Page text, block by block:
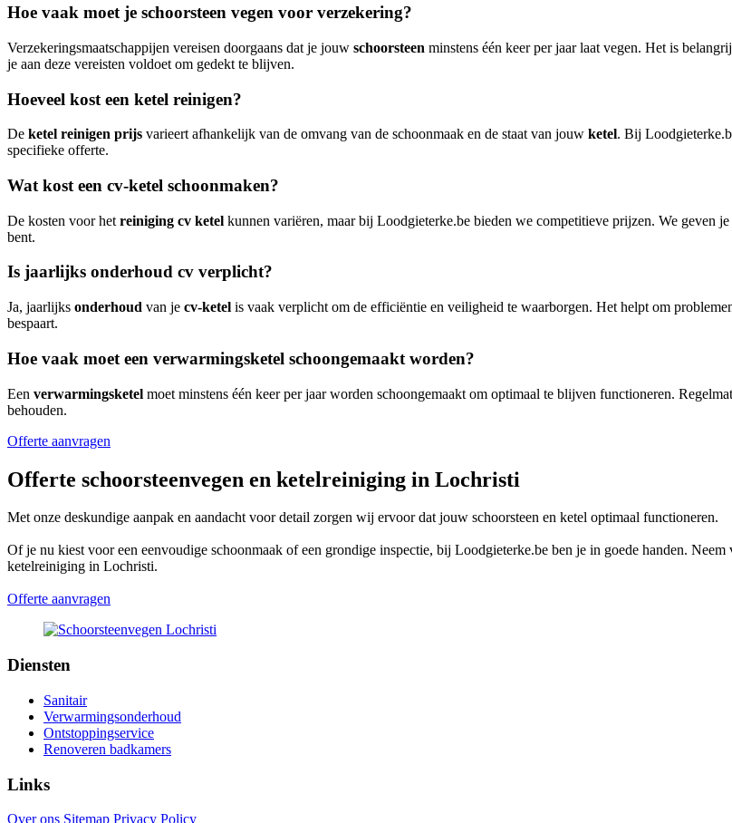
Hoe vaak moet je schoorsteen vegen voor verzekering?
Verzekeringsmaatschappijen vereisen doorgaans dat je jouw schoorsteen minstens één keer per jaar laat vegen. Het is
je aan deze vereisten voldoet om gedekt te blijven.
Hoeveel kost een ketel reinigen?
De ketel reinigen prijs varieert afhankelijk van de omvang van de schoonmaak en de staat van jouw ketel. Bij
specifieke offerte.
Wat kost een cv-ketel schoonmaken?
De kosten voor het reiniging cv ketel kunnen variëren, maar bij Loodgieterke.be bieden we competitieve prijzen. We geven
bent.
Is jaarlijks onderhoud cv verplicht?
Ja, jaarlijks onderhoud van je cv-ketel is vaak verplicht om de efficiëntie en veiligheid te waarborgen. Het helpt om
bespaart.
Hoe vaak moet een verwarmingsketel schoongemaakt worden?
Een verwarmingsketel moet minstens één keer per jaar worden schoongemaakt om optimaal te blijven functioneren.
behouden.
Offerte aanvragen
Offerte schoorsteenvegen en ketelreiniging in Lochristi
Met onze deskundige aanpak en aandacht voor detail zorgen wij ervoor dat jouw schoorsteen en ketel optimaal functioneren.
Of je nu kiest voor een eenvoudige schoonmaak of een grondige inspectie, bij Loodgieterke.be ben je in goede handen.
ketelreiniging in Lochristi.
Offerte aanvragen
Diensten
Sanitair
Verwarmingsonderhoud
Ontstoppingservice
Renoveren badkamers
Links
Over ons Sitemap Privacy Policy